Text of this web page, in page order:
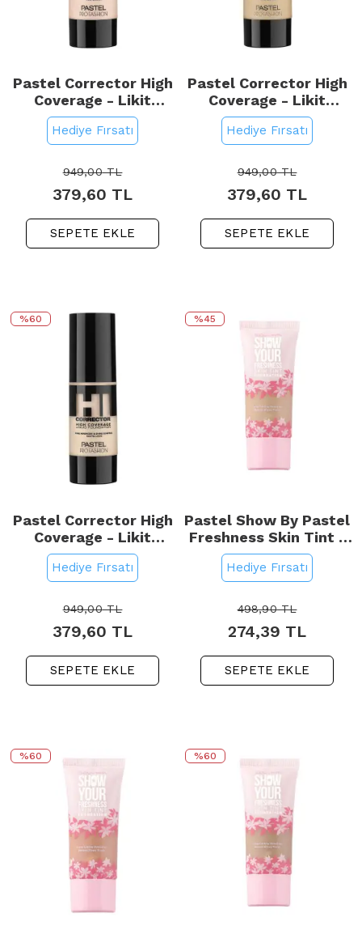
Pastel Corrector High
Coverage - Likit
Fondöten No: 400
Hediye Fırsatı
949,00TL
379,60 TL
SEPETE EKLE
Pastel Corrector High
Coverage - Likit
Fondöten No: 403
Hediye Fırsatı
949,00TL
379,60 TL
SEPETE EKLE
%60
Pastel Corrector High
Coverage - Likit
Fondöten No: 415
Hediye Fırsatı
949,00TL
379,60 TL
SEPETE EKLE
%45
Pastel Show By Pastel
Freshness Skin Tint -
Fondöten No: 504 Tan
Hediye Fırsatı
498,90TL
274,39 TL
SEPETE EKLE
%60 %60